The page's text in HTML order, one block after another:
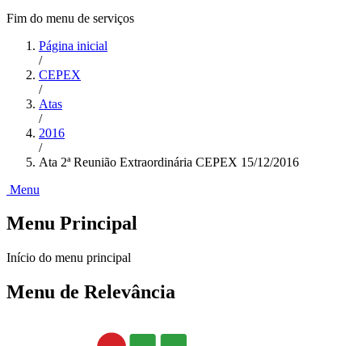
Fim do menu de serviços
Página inicial
/
CEPEX
/
Atas
/
2016
/
Ata 2ª Reunião Extraordinária CEPEX 15/12/2016
Menu
Menu Principal
Início do menu principal
Menu de Relevância